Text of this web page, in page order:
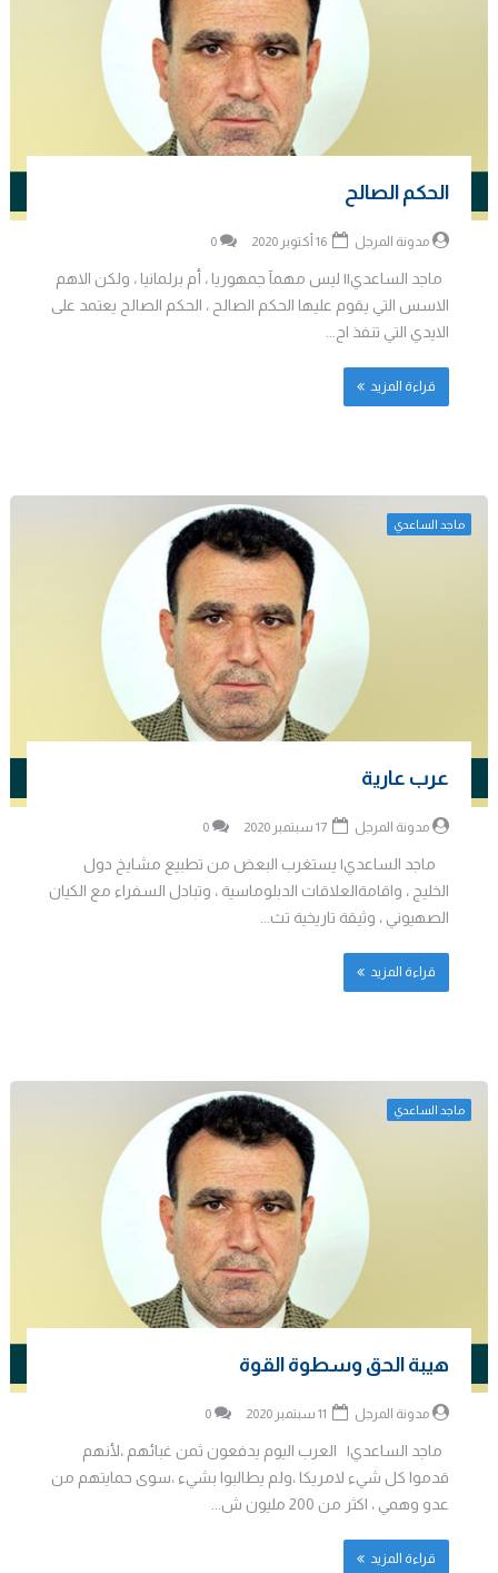
الحكم الصالح
مدونة المرجل 0
ماجد الساعدي|| ليس مهمآ جمهوريا ، أم برلمانيا ، ولكن الاهم
الاسس التي يقوم عليها الحكم الصالح ، الحكم الصالح يعتمد على
الايدي التي تنفذ اح...
قراءة المزيد
ماجد الساعدي
عرب عارية
مدونة المرجل 0
ماجد الساعدي| يستغرب البعض من تطبيع مشايخ دول
الخليج ، واقامةالعلاقات الدبلوماسية ، وتبادل السفراء مع الكيان
الصهيوني ، وثيقة تاريخية تث...
قراءة المزيد
ماجد الساعدي
هيبة الحق وسطوة القوة
مدونة المرجل 0
ماجد الساعدي| العرب اليوم يدفعون ثمن غبائهم ،لأنهم
قدموا كل شيء لامريكا ،ولم يطالبوا بشيء ،سوى حمايتهم من
عدو وهمي ، اكثر من 200 مليون ش...
قراءة المزيد